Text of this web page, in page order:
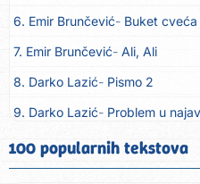
6. Emir Brunčević Buket cveća
7. Emir Brunčević Ali, Ali
8. Darko Lazić Pismo 2
9. Darko Lazić Problem u
10. Aleksandra Đuranović Kao
11. Meliha Imširović Čujem mili
100 popularnih tekstova